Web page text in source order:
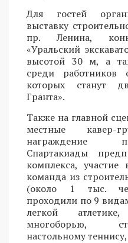
Для гостей
выставку
пр. Ленина,
«Уральский
высотой 30 м, а
среди работников
которых станут
Гранта».
Также на главной
местные
награждение
Спартакиады
комплекса,
команда из
(около 1 тыс.
проходили по 9
легкой
многоборью,
настольному